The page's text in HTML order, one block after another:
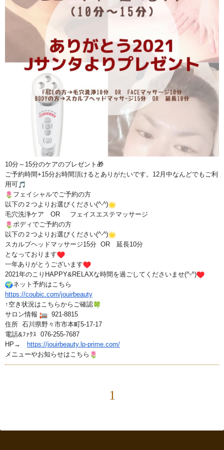
10分～ 15分のケアのプレゼント🎁
ご予約時間+15分お時間頂けるとありがたいです。 12月中なんどでもご利
用可
フェイシャルでご予約の方
以下の２つよりお選びください(^-^)
毛穴洗浄ケア OR フェイスエステマッサージ
ボディでご予約の方
以下の２つよりお選びください(^-^)
スカルプヘッドマッサージ15分 OR 延長10分
となっております
一年ありがとうございます
2021年のこりHAPPY&RELAXな時間を過ごしてくださいませ(^-^)
️ネット予約はこちら
https://coubic.com/jouirbeauty
↑空き状況はこちらからご確認
サロン情報
921-8815
住所 石川県野々市市本町5-17-17
電話&ﾌｧｸｽ 076-255-7687
HP→
https://jouirbeauty.lp-prime.com/
メニューやお知らせはこちら
1